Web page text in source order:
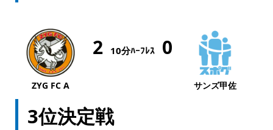
ZYG FC A
2 10分ﾊｰﾌﾚｽ 0
サンズ甲佐
3位決定戦